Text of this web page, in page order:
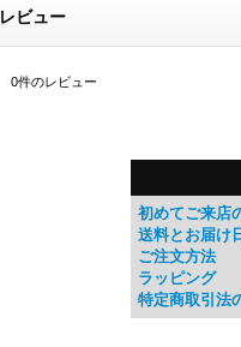
レビュー
0件のレビュー
初めてご来店
送料とお届け
ご注文方法
ラッピング
特定商取引法